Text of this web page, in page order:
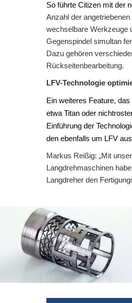
So führte Citizen mit der
Anzahl der
wechselbare Werkzeuge
Gegenspindel simultan
Dazu gehören
Rückseitenbearbeitung.
LFV-Technologie
Ein weiteres Feature,
etwa Titan oder
Einführung der
den ebenfalls um LFV
Markus Reißig: „Mit
Langdrehmaschinen
Langdreher den